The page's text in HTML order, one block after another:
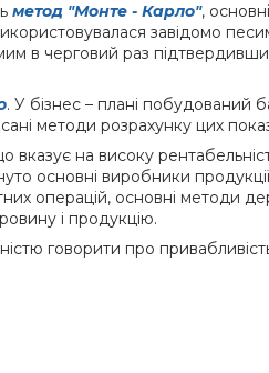
метод "Монте - Карло",
завідомо
в черговий раз
. У бізнес – плані побудований
методи розрахунку цих
вказує на високу
основні виробники
операцій, основні методи
і продукцію.
говорити про